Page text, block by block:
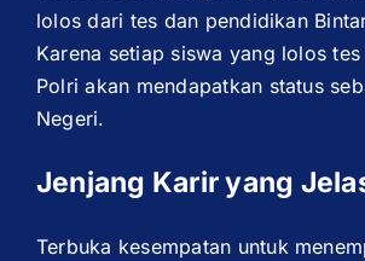
lolos dari tes dan pendidikan
Karena setiap siswa yang lolos tes
Polri akan mendapatkan status
Negeri.
Jenjang Karir yang
Terbuka kesempatan untuk